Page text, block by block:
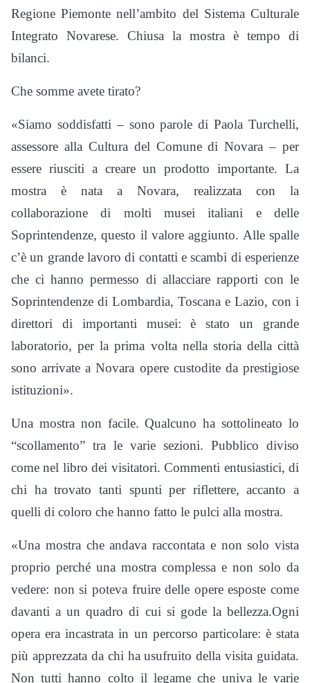
Regione Piemonte nell’ambito del Sistema Culturale
Integrato Novarese. Chiusa la mostra è tempo di
bilanci.
Che somme avete tirato?
«Siamo soddisfatti – sono parole di Paola Turchelli,
assessore alla Cultura del Comune di Novara – per
essere riusciti a creare un prodotto importante. La
mostra è nata a Novara, realizzata con la
collaborazione di molti musei italiani e delle
Soprintendenze, questo il valore aggiunto. Alle spalle
c’è un grande lavoro di contatti e scambi di esperienze
che ci hanno permesso di allacciare rapporti con le
Soprintendenze di Lombardia, Toscana e Lazio, con i
direttori di importanti musei: è stato un grande
laboratorio, per la prima volta nella storia della città
sono arrivate a Novara opere custodite da prestigiose
istituzioni».
Una mostra non facile. Qualcuno ha sottolineato lo
“scollamento” tra le varie sezioni. Pubblico diviso
come nel libro dei visitatori. Commenti entusiastici, di
chi ha trovato tanti spunti per riflettere, accanto a
quelli di coloro che hanno fatto le pulci alla mostra.
«Una mostra che andava raccontata e non solo vista
proprio perché una mostra complessa e non solo da
vedere: non si poteva fruire delle opere esposte come
davanti a un quadro di cui si gode la bellezza.Ogni
opera era incastrata in un percorso particolare: è stata
più apprezzata da chi ha usufruito della visita guidata.
Non tutti hanno colto il legame che univa le varie